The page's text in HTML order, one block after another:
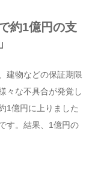
約1億円の支
建物などの保証期限
々な不具合が発覚し
1億円に上りました
す。結果、1億円の